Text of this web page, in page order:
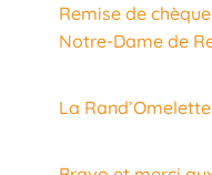
Remise de
Notre-Dame de
La